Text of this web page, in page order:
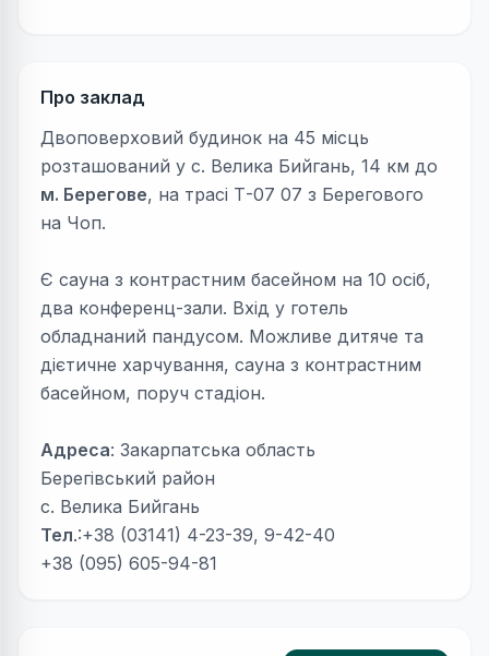
Про заклад
Двоповерховий будинок на 45 місць
розташований у с. Велика Бийгань, 14 км до
м. Берегове, на трасі Т-07 07 з Берегового
на Чоп.
Є сауна з контрастним басейном на 10 осіб,
два конференц-зали. Вхід у готель
обладнаний пандусом. Можливе дитяче та
дієтичне харчування, сауна з контрастним
басейном, поруч стадіон.
Адреса: Закарпатська область
Берегівський район
с. Велика Бийгань
Тел.:+38 (03141) 4-23-39, 9-42-40
+38 (095) 605-94-81